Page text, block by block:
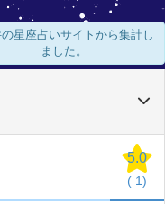
星座占いサイトから集計し
ました。
5.0
( 1)